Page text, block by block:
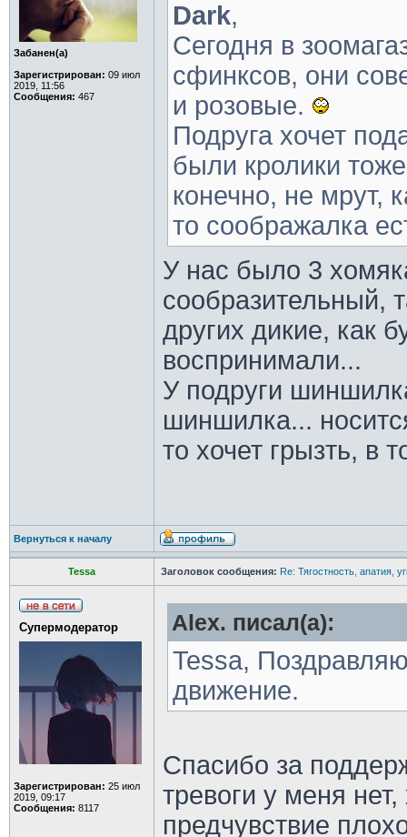
Забанен(а)
Зарегистрирован: 09 июл
2019, 11:56
Сообщения: 467
Dark,
Сегодня в
сфинксов, они
и розовые.
Подруга хочет
были кролики
конечно, не мрут,
то соображалка
У нас было 3
сообразительный,
других дикие, как
воспринимали...
У подруги
шиншилка...
то хочет грызть, в
Вернуться к началу
Tessa Заголовок сообщения: Re: Тягостность, апатия,
Супермодератор
Зарегистрирован: 25 июл
2019, 09:17
Сообщения: 8117
Alex. писал(а):
Tessa,
движение.
Спасибо за
тревоги у меня
предчувствие